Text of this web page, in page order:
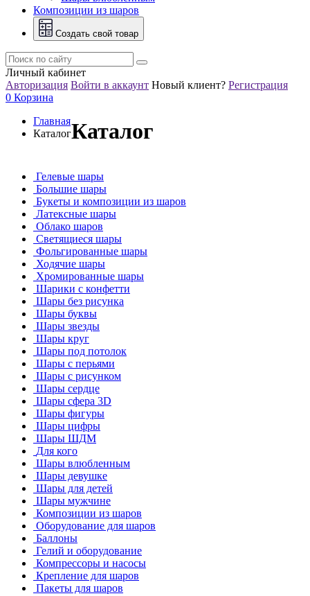
Композиции из шаров
Создать свой товар
Личный кабинет
Авторизация Войти в аккаунт Новый клиент? Регистрация
0 Корзина
Главная
КаталогКаталог
Гелевые шары
Большие шары
Букеты и композиции из шаров
Латексные шары
Облако шаров
Светящиеся шары
Фольгированные шары
Ходячие шары
Хромированные шары
Шарики с конфетти
Шары без рисунка
Шары буквы
Шары звезды
Шары круг
Шары под потолок
Шары с перьями
Шары с рисунком
Шары сердце
Шары сфера 3D
Шары фигуры
Шары цифры
Шары ШДМ
Для кого
Шары влюбленным
Шары девушке
Шары для детей
Шары мужчине
Композиции из шаров
Оборудование для шаров
Баллоны
Гелий и оборудование
Компрессоры и насосы
Крепление для шаров
Пакеты для шаров